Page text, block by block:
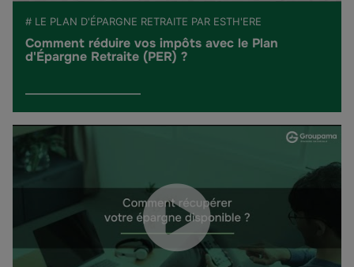
# LE PLAN D'ÉPARGNE RETRAITE PAR ESTH'ERE
Comment réduire vos impôts avec le Plan
d'Épargne Retraite (PER) ?